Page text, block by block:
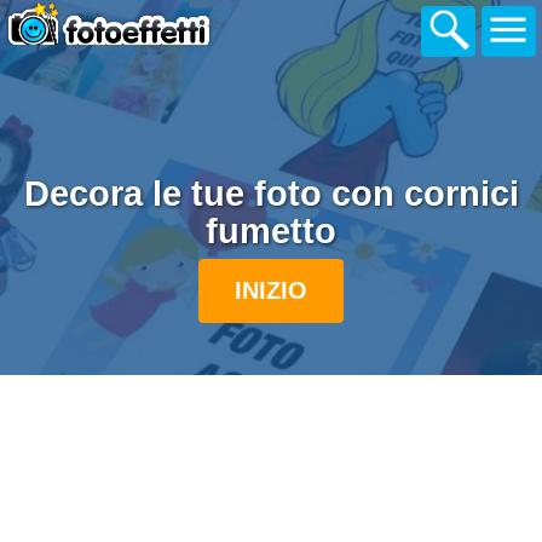
Decora le tue foto con cornici
fumetto
INIZIO